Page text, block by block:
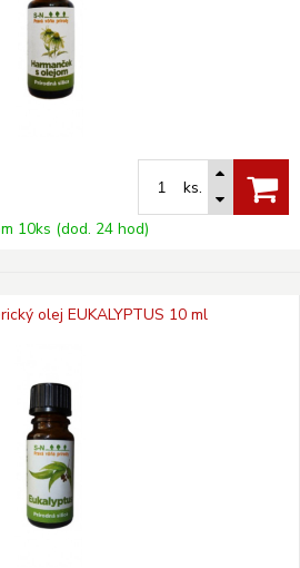
ks.
10ks (dod. 24 hod)
olej EUKALYPTUS 10 ml